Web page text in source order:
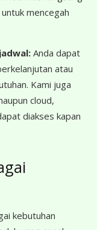
mencegah
Anda dapat
atau
Kami juga
cloud,
diakses kapan
kebutuhan